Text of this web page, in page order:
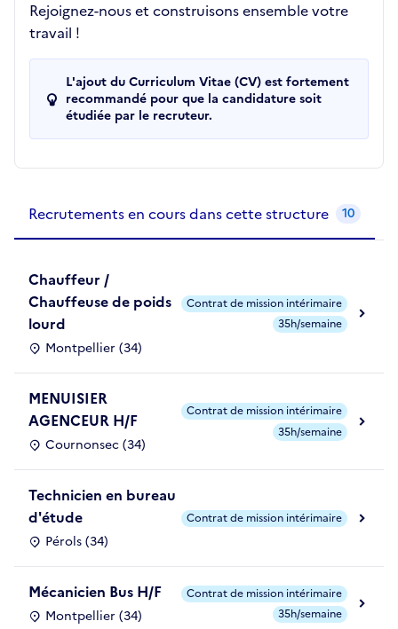
Rejoignez-nous et construisons ensemble votre
travail !
L'ajout du Curriculum Vitae (CV) est fortement
recommandé pour que la candidature soit
étudiée par le recruteur.
Recrutements en cours dans cette structure 10
Chauffeur /
Chauffeuse de poids
lourd
Montpellier (34)
Contrat de mission intérimaire
35h/semaine
MENUISIER
AGENCEUR H/F
Cournonsec (34)
Contrat de mission intérimaire
35h/semaine
Technicien en bureau
d'étude
Pérols (34)
Contrat de mission intérimaire
Mécanicien Bus H/F
Montpellier (34)
Contrat de mission intérimaire
35h/semaine